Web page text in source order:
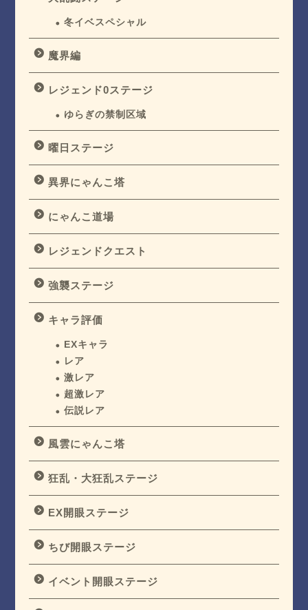
冬イベスペシャル
魔界編
レジェンド0ステージ
ゆらぎの禁制区域
曜日ステージ
異界にゃんこ塔
にゃんこ道場
レジェンドクエスト
強襲ステージ
キャラ評価
EXキャラ
レア
激レア
超激レア
伝説レア
風雲にゃんこ塔
狂乱・大狂乱ステージ
EX開眼ステージ
ちび開眼ステージ
イベント開眼ステージ